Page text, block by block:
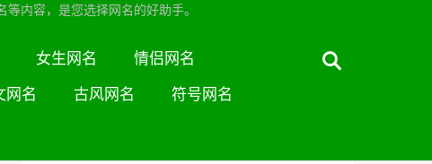
内容，是您选择网名的好助手。
女生网名 情侣网名
网名 古风网名 符号网名